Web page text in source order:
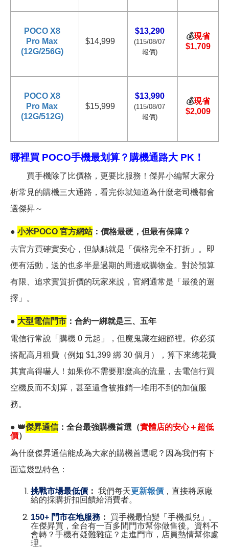
POCO X8
Pro Max
(12G/256G)
$14,999
$13,290
(115/08/07
報價)
💰現省
$1,709
POCO X8
Pro Max
(12G/512G)
$15,999
$13,990
(115/08/07
報價)
💰現省
$2,009
哪裡買 POCO手機最划算？購機通路大 PK！
買手機除了比價格，更要比服務！傑昇小編幫大家分
析常見的購機三大通路，看完你就知道為什麼老司機都會
選傑昇～
● 小米POCO 官方網站：價格最硬，但最有保障？
去官方買確實安心，但缺點就是「價格完全不打折」。即
便有活動，送的也多半是過期的周邊或購物金。對於預算
有限、追求實質折價的玩家來說，官網通常是「最後的選
擇」。
● 大型電信門市 ：合約一綁就是三、五年
電信行常說「購機 0 元起」，但魔鬼藏在細節裡。你必須
搭配高月租費（例如 $1,399 綁 30 個月），算下來總花費
其實高得嚇人！如果你不需要那麼高的流量，去電信行買
空機反而不划算，甚至還會被推銷一堆用不到的加值服
務。
● 👑傑昇通信：全台最強購機首選（實體店的安心＋超低
價）
為什麼傑昇通信能成為大家的購機首選呢？因為我們有下
面這幾點特色：
挑戰市場最低價 ： 我們每天更新報價 ，直接將原廠
給的採購折扣回饋給消費者。
150+ 門市在地服務 ：
買手機最怕變「手機孤兒」。
在傑昇買，全台有一百多間門市幫你做售後。資料不
會轉？手機有疑難雜症？走進門市，店員熱情幫你處
理。